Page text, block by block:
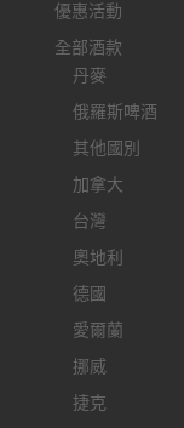
優惠活動
全部酒款
丹麥
俄羅斯啤酒
其他國別
加拿大
台灣
奧地利
德國
愛爾蘭
挪威
捷克